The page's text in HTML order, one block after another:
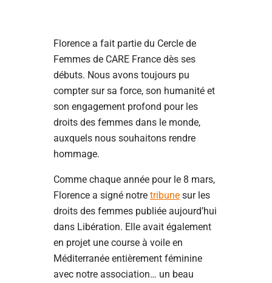
Florence a fait partie du Cercle de
Femmes de CARE France dès ses
débuts. Nous avons toujours pu
compter sur sa force, son humanité et
son engagement profond pour les
droits des femmes dans le monde,
auxquels nous souhaitons rendre
hommage.
Comme chaque année pour le 8 mars,
Florence a signé notre tribune sur les
droits des femmes publiée aujourd’hui
dans Libération. Elle avait également
en projet une course à voile en
Méditerranée entièrement féminine
avec notre association… un beau